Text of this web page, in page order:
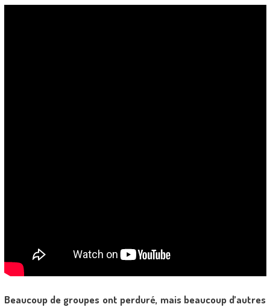
Beaucoup de groupes ont perduré, mais beaucoup d’autres